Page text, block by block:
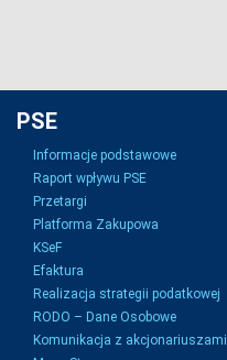
PSE
Informacje podstawowe
Raport wpływu PSE
Przetargi
Platforma Zakupowa
KSeF
Efaktura
Realizacja strategii podatkowej
RODO – Dane Osobowe
Komunikacja z akcjonariuszami